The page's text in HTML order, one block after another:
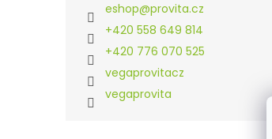
eshop@provita.cz
+420 558 649 814
+420 776 070 525
vegaprovitacz
vegaprovita